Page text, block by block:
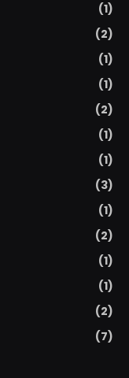
(1)
(2)
(1)
(1)
(2)
(1)
(1)
(3)
(1)
(2)
(1)
(1)
(2)
(7)